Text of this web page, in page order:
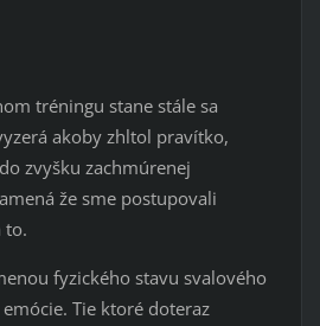
tréningu stane stále sa
akoby zhltol pravítko,
zvyšku zachmúrenej
že sme postupovali
to.
fyzického stavu svalového
Tie ktoré doteraz